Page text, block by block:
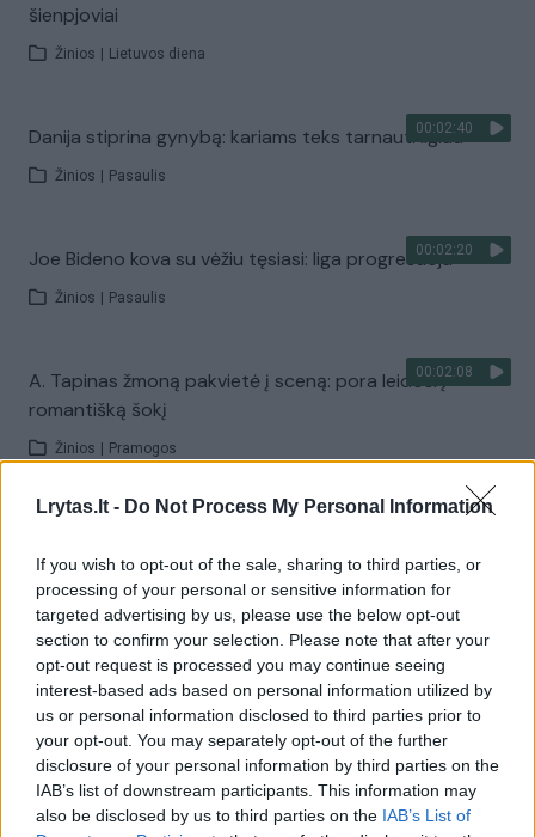
Lrytas.lt - Do Not Process My Personal Information
If you wish to opt-out of the sale, sharing to third parties, or
processing of your personal or sensitive information for
targeted advertising by us, please use the below opt-out
section to confirm your selection. Please note that after your
opt-out request is processed you may continue seeing
interest-based ads based on personal information utilized by
us or personal information disclosed to third parties prior to
your opt-out. You may separately opt-out of the further
disclosure of your personal information by third parties on the
IAB’s list of downstream participants. This information may
also be disclosed by us to third parties on the IAB’s List of
šienpjoviai
Žinios Lietuvos diena
00:02:40
Danija stiprina gynybą: kariams teks tarnauti ilgiau
Žinios Pasaulis
00:02:20
Joe Bideno kova su vėžiu tęsiasi: liga progresuoja
Žinios Pasaulis
00:02:08
A. Tapinas žmoną pakvietė į sceną: pora leidosi į
romantišką šokį
Žinios Pramogos
Žiūrimiausi įrašai
00:00:30
Vaizdai iš tragiškos avarijos Vilniaus r.: dviejų moterų ir
vaiko gyvybių išgelbėti nepavyko
Žinios Lietuvos diena